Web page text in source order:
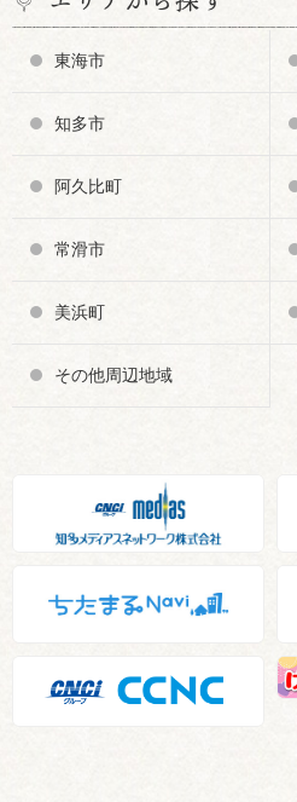
東海市
知多市
阿久比町
常滑市
美浜町
その他周辺地域